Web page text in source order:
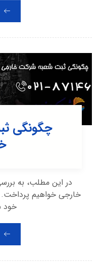
چگونگی
در این مطلب، به
خارجی خواهیم
خود